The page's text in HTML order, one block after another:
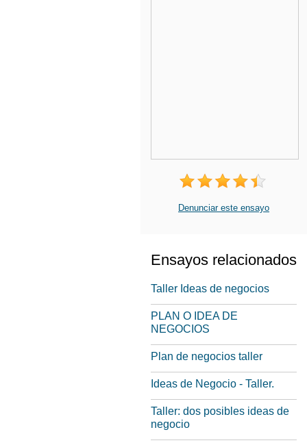
Denunciar este ensayo
Ensayos relacionados
Taller Ideas de negocios
PLAN O IDEA DE
NEGOCIOS
Plan de negocios taller
Ideas de Negocio - Taller.
Taller: dos posibles ideas de
negocio